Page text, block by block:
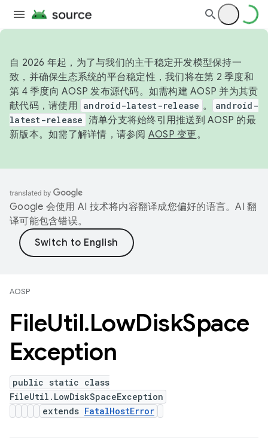
自 2026 年起，为了与我们的主干稳定开发模型保持一
致，并确保生态系统的平台稳定性，我们将在第 2 季度和
第 4 季度向 AOSP 发布源代码。如需构建 AOSP 并为其贡
献代码，请使用 android-latest-release 。
android-
latest-release 清单分支将始终引用推送到 AOSP 的最
新版本。如需了解详情，请参阅 AOSP 变更。
Google 会使用 AI 技术将内容翻译成您偏好的语言。AI 翻
译可能包含错误。
AOSP
FileUtil.LowDiskSpace
Exception
public static class
FileUtil.LowDiskSpaceException
extends FatalHostError